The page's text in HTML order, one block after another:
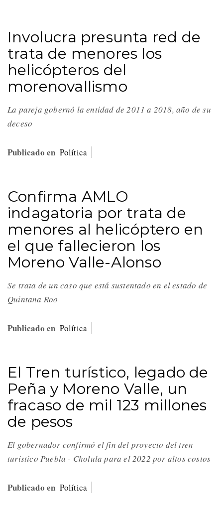
Involucra presunta red de
trata de menores los
helicópteros del
morenovallismo
La pareja gobernó la entidad de 2011 a 2018, año de su
deceso
Publicado en Política
Confirma AMLO
indagatoria por trata de
menores al helicóptero en
el que fallecieron los
Moreno Valle-Alonso
Se trata de un caso que está sustentado en el estado de
Quintana Roo
Publicado en Política
El Tren turístico, legado de
Peña y Moreno Valle, un
fracaso de mil 123 millones
de pesos
El gobernador confirmó el fin del proyecto del tren
turístico Puebla - Cholula para el 2022 por altos costos
Publicado en Política